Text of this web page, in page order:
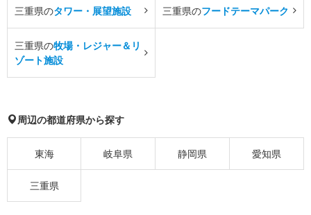
三重県のタワー・展望施設 三重県のフードテーマパーク
三重県の牧場・レジャー＆リ
ゾート施設
周辺の都道府県から探す
東海 岐阜県 静岡県 愛知県
三重県